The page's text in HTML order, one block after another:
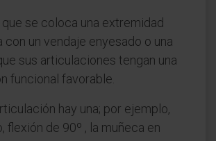
se coloca una extremidad
con un vendaje enyesado o una
sus articulaciones tengan una
funcional favorable.
hay una; por ejemplo,
flexión de 90º , la muñeca en